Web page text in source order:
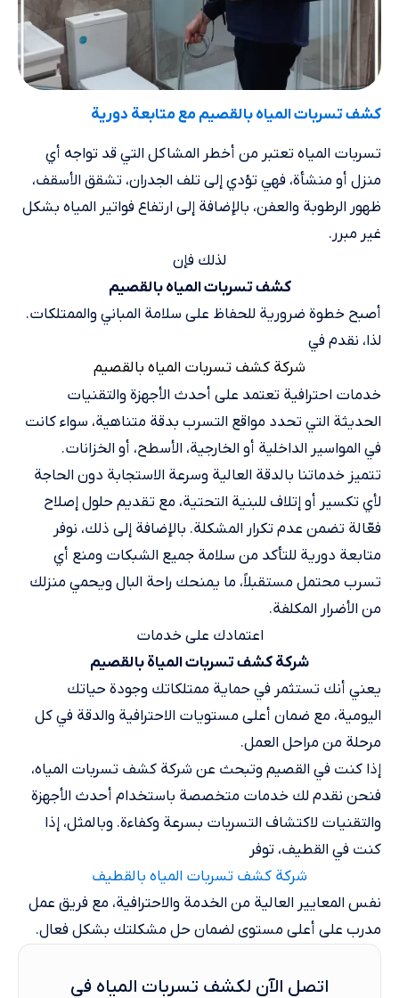
كشف تسربات المياه​ بالقصيم مع متابعة دورية
تسربات المياه تعتبر من أخطر المشاكل التي قد تواجه أي
منزل أو منشأة، فهي تؤدي إلى تلف الجدران، تشقق الأسقف،
ظهور الرطوبة والعفن، بالإضافة إلى ارتفاع فواتير المياه بشكل
غير مبرر.
لذلك فإن
كشف تسربات المياه بالقصيم
أصبح خطوة ضرورية للحفاظ على سلامة المباني والممتلكات.
لذا، نقدم في
شركة كشف تسربات المياه بالقصيم
خدمات احترافية تعتمد على أحدث الأجهزة والتقنيات
الحديثة التي تحدد مواقع التسرب بدقة متناهية، سواء كانت
في المواسير الداخلية أو الخارجية، الأسطح، أو الخزانات.
تتميز خدماتنا بالدقة العالية وسرعة الاستجابة دون الحاجة
لأي تكسير أو إتلاف للبنية التحتية، مع تقديم حلول إصلاح
فعّالة تضمن عدم تكرار المشكلة. بالإضافة إلى ذلك، نوفر
متابعة دورية للتأكد من سلامة جميع الشبكات ومنع أي
تسرب محتمل مستقبلاً، ما يمنحك راحة البال ويحمي منزلك
من الأضرار المكلفة.
اعتمادك على خدمات
شركة كشف تسربات المياة​ بالقصيم
يعني أنك تستثمر في حماية ممتلكاتك وجودة حياتك
اليومية، مع ضمان أعلى مستويات الاحترافية والدقة في كل
مرحلة من مراحل العمل.
إذا كنت في القصيم وتبحث عن شركة كشف تسربات المياه،
فنحن نقدم لك خدمات متخصصة باستخدام أحدث الأجهزة
والتقنيات لاكتشاف التسربات بسرعة وكفاءة. وبالمثل، إذا
كنت في القطيف، توفر
شركة كشف تسربات المياه بالقطيف
نفس المعايير العالية من الخدمة والاحترافية، مع فريق عمل
مدرب على أعلى مستوى لضمان حل مشكلتك بشكل فعال.
اتصل الآن لكشف تسربات المياه في